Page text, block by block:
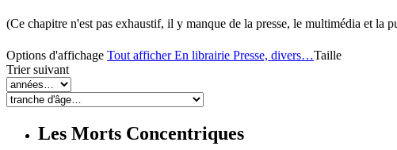
(Ce chapitre n'est pas exhaustif, il y manque de la presse, le multimédia et
Options d'affichage Tout afficherEn librairie Presse, divers…Taille
Trier suivant
Les Morts Concentriques